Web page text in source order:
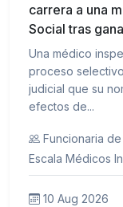
carrera a una
Social tras
Una médico
proceso
judicial que su
efectos de...
Funcionaria
Escala Médicos
10 Aug 2026